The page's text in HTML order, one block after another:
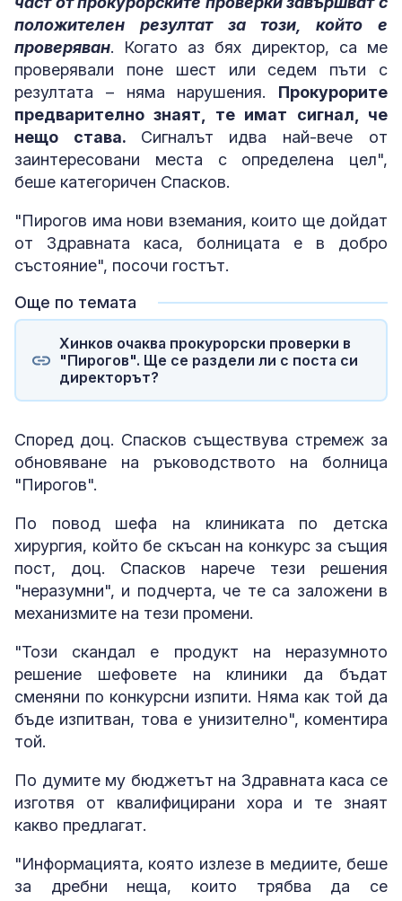
положителен резултат за този, който е
проверяван. Когато аз бях директор, са ме
проверявали поне шест или седем пъти с
резултата – няма нарушения. Прокурорите
предварително знаят, те имат сигнал, че
нещо става. Сигналът идва най-вече от
заинтересовани места с определена цел",
беше категоричен Спасков.
"Пирогов има нови вземания, които ще дойдат
от Здравната каса, болницата е в добро
състояние", посочи гостът.
Още по темата
Хинков очаква прокурорски проверки в
"Пирогов". Ще се раздели ли с поста си
директорът?
Според доц. Спасков съществува стремеж за
обновяване на ръководството на болница
"Пирогов".
По повод шефа на клиниката по детска
хирургия, който бе скъсан на конкурс за същия
пост, доц. Спасков нарече тези решения
"неразумни", и подчерта, че те са заложени в
механизмите на тези промени.
"Този скандал е продукт на неразумното
решение шефовете на клиники да бъдат
сменяни по конкурсни изпити. Няма как той да
бъде изпитван, това е унизително", коментира
той.
По думите му бюджетът на Здравната каса се
изготвя от квалифицирани хора и те знаят
какво предлагат.
"Информацията, която излезе в медиите, беше
за дребни неща, които трябва да се